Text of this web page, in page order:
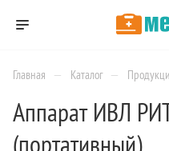
Главная — Каталог —
Аппарат ИВЛ
(портативный)